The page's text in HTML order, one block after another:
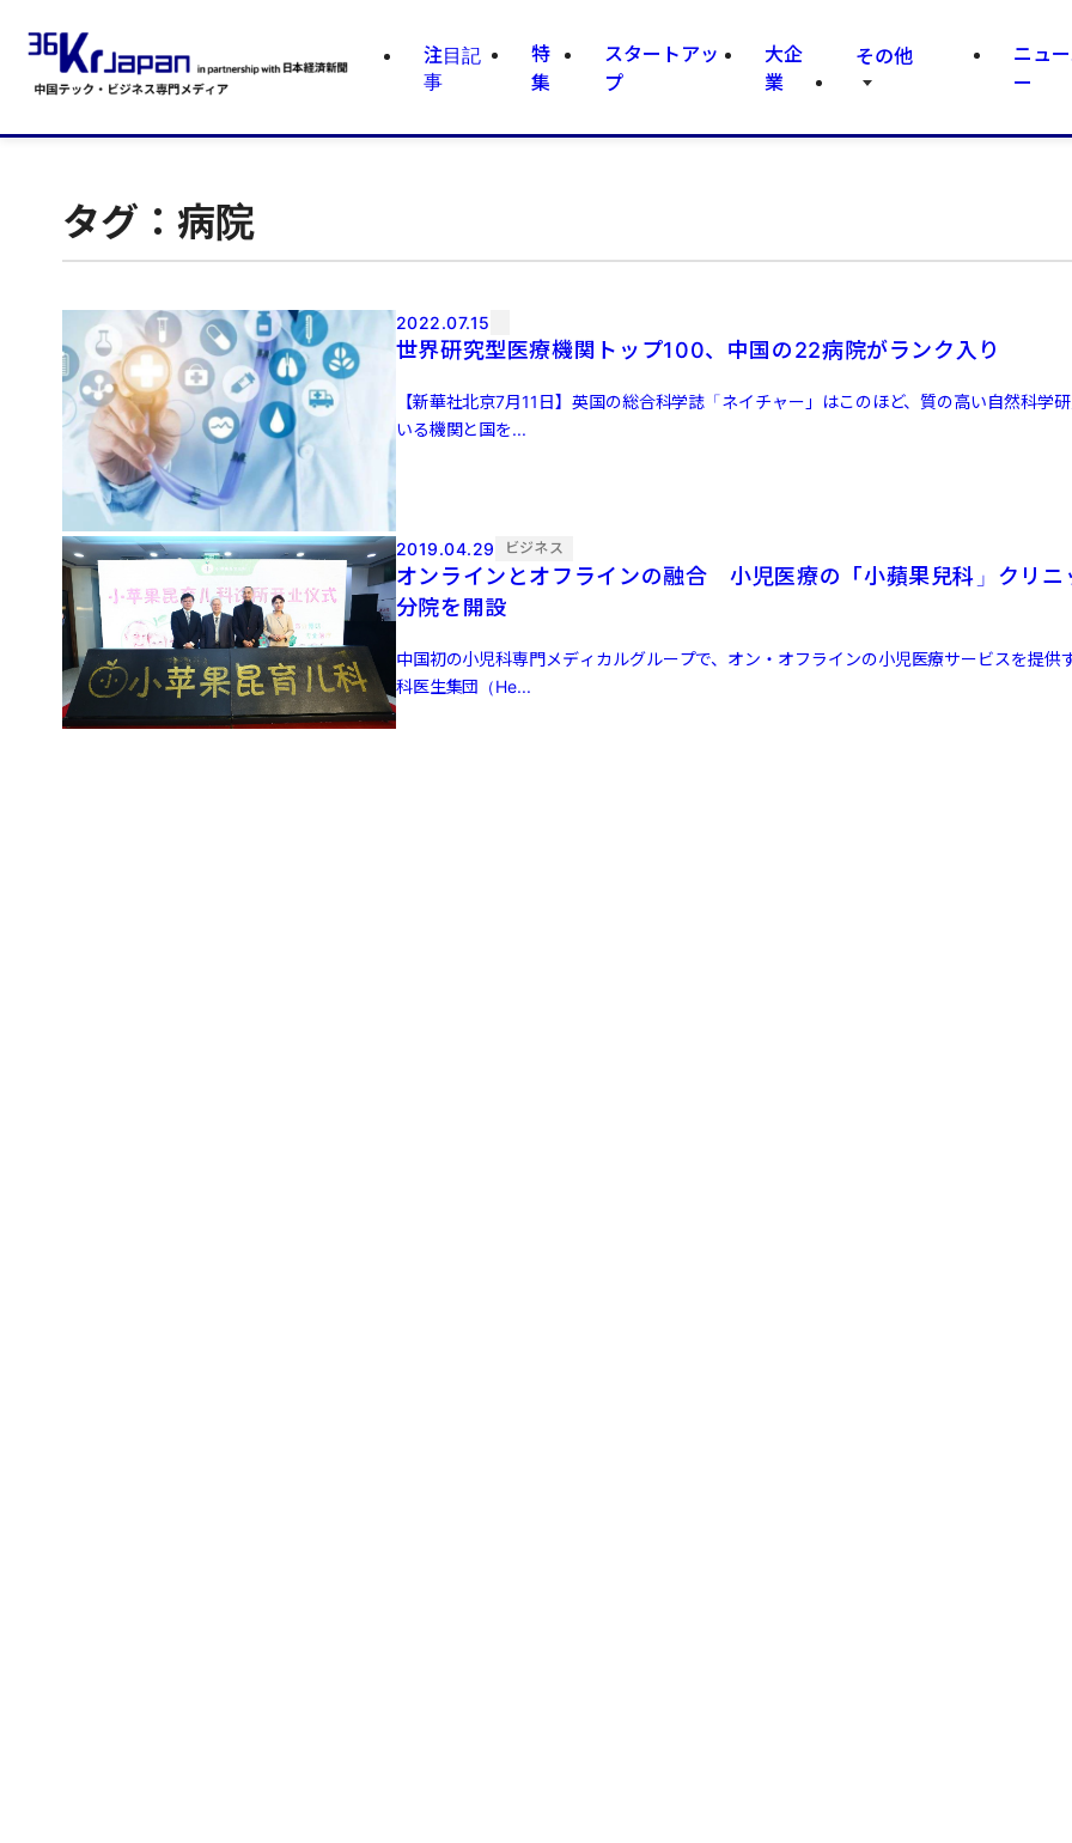
注目記
事
特
集
スタートアッ
プ
大企
業
その他
ニュ
ー
タグ：病院
2022.07.15
世界研究型医療機関トップ100、中国の22病院がランク入り
【新華社北京7月11日】英国の総合科学誌「ネイチャー」はこのほど、質の高い自然科学
いる機関と国を...
2019.04.29 ビジネス
オンラインとオフラインの融合 小児医療の「小蘋果兒科」クリニ
分院を開設
中国初の小児科専門メディカルグループで、オン・オフラインの小児医療サービスを提供
科医生集団（He...